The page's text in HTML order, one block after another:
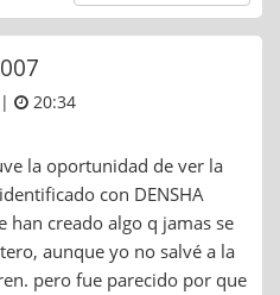
20:34
la oportunidad de ver la
con DENSHA
han creado algo q jamas se
aunque yo no salvé a la
pero fue parecido por que